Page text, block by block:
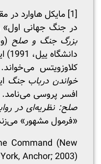
[1]
مایکل هاوارد در
در جنگ جهانی اول»
بزرگ جنگ و صلح
کلاوزویتس
خواندن درباب جنگ
افسر پروسی
صلح: نظریه‌ای در
«فرمول مشهور»
Command (New
York, Anchor; 2003).